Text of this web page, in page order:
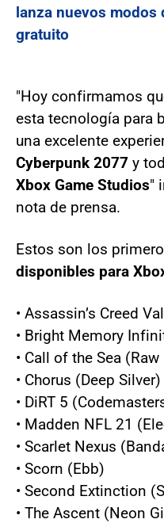
lanza nuevos modos
gratuito
"Hoy confirmamos
esta tecnología para
una excelente
Cyberpunk 2077 y
Xbox Game Studios"
nota de prensa.
Estos son los
disponibles para
• Assassin’s Creed
• Bright Memory
• Call of the Sea (Raw
• Chorus (Deep Silver)
• DiRT 5
• Madden NFL 21
• Scarlet Nexus
• Scorn (Ebb)
• Second Extinction
• The Ascent (Neon